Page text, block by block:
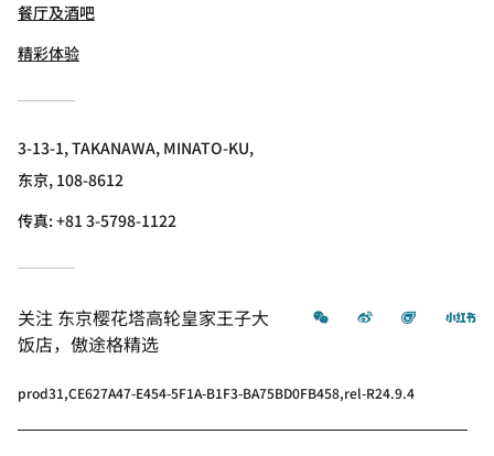
餐厅及酒吧
精彩体验
3-13-1, TAKANAWA, MINATO-KU,
东京, 108-8612
传真:+81 3-5798-1122
关注 东京樱花塔高轮皇家王子大
饭店，傲途格精选
微信 微博 飞猪
prod31,CE627A47-E454-5F1A-B1F3-BA75BD0FB458,rel-R24.9.4